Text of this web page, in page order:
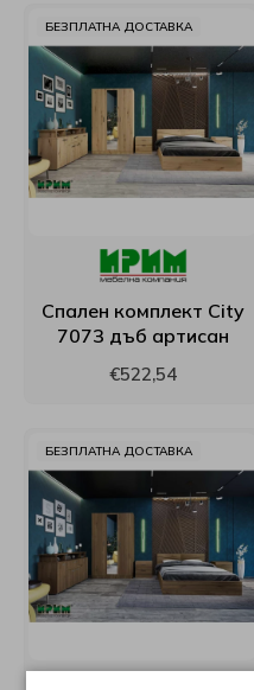
БЕЗПЛАТНА ДОСТАВКА
Спален комплект City
7073 дъб артисан
€522,54
БЕЗПЛАТНА ДОСТАВКА
Нани
Ракла
РосМари
ТЕД